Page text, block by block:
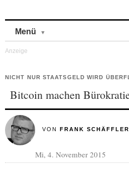
Menü
NICHT NUR STAATSGELD WIRD
Bitcoin machen
VON FRANK SCHÄFFLER
Mi, 4. November 2015